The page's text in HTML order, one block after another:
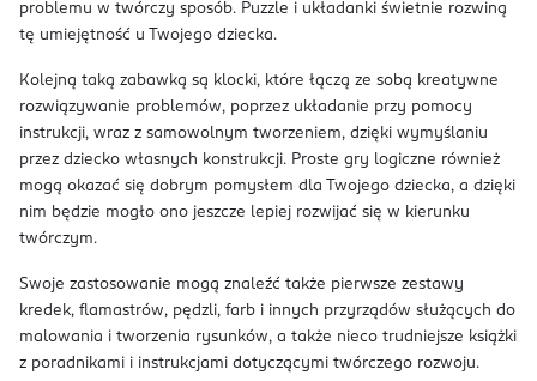
problemu w twórczy sposób. Puzzle i układanki świetnie rozwiną
tę umiejętność u Twojego dziecka.
Kolejną taką zabawką są klocki, które łączą ze sobą kreatywne
rozwiązywanie problemów, poprzez układanie przy pomocy
instrukcji, wraz z samowolnym tworzeniem, dzięki wymyślaniu
przez dziecko własnych konstrukcji. Proste gry logiczne również
mogą okazać się dobrym pomysłem dla Twojego dziecka, a dzięki
nim będzie mogło ono jeszcze lepiej rozwijać się w kierunku
twórczym.
Swoje zastosowanie mogą znaleźć także pierwsze zestawy
kredek, flamastrów, pędzli, farb i innych przyrządów służących do
malowania i tworzenia rysunków, a także nieco trudniejsze książki
z poradnikami i instrukcjami dotyczącymi twórczego rozwoju.